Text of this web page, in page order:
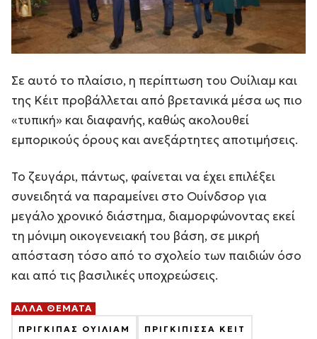
Σε αυτό το πλαίσιο, η περίπτωση του Ουίλιαμ και
της Κέιτ προβάλλεται από βρετανικά μέσα ως πιο
«τυπική» και διαφανής, καθώς ακολουθεί
εμπορικούς όρους και ανεξάρτητες αποτιμήσεις.
Το ζευγάρι, πάντως, φαίνεται να έχει επιλέξει
συνειδητά να παραμείνει στο Ουίνδσορ για
μεγάλο χρονικό διάστημα, διαμορφώνοντας εκεί
τη μόνιμη οικογενειακή του βάση, σε μικρή
απόσταση τόσο από το σχολείο των παιδιών όσο
και από τις βασιλικές υποχρεώσεις.
ΑΛΛΑ ΘΕΜΑΤΑ
ΠΡΙΓΚΙΠΑΣ ΟΥΙΛΙΑΜ ΠΡΙΓΚΙΠΙΣΣΑ ΚΕΙΤ